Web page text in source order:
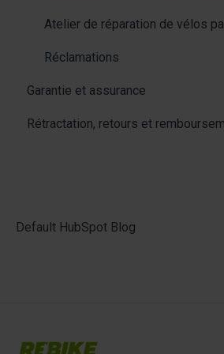
et différences
Livraison incomplète
Dommage de livraison
Adresse de livraison
Collecte
Paiement
Selle & tige de selle
Pédales
Freins
Allgemein
Atelier de réparation de vélos
Réclamations
Garantie et assurance
Rétractation, retours et
Default HubSpot Blog